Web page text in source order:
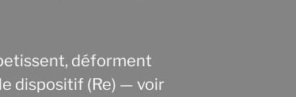
déforment
dispositif (Re) — voir